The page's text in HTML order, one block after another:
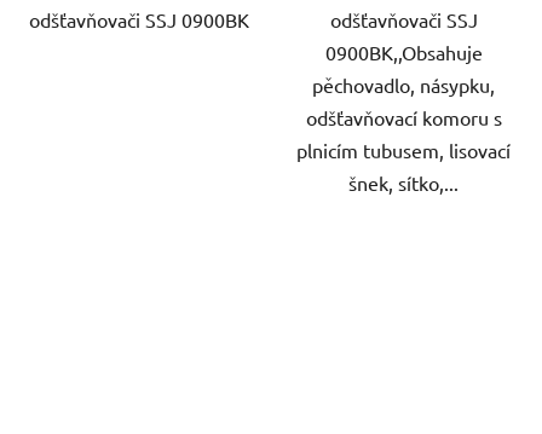
odšťavňovači SSJ 0900BK
odšťavňovači SSJ
0900BK,,Obsahuje
pěchovadlo, násypku,
odšťavňovací komoru s
plnicím tubusem, lisovací
šnek, sítko,...